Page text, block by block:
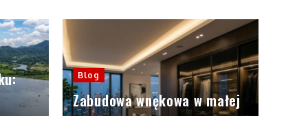
Blog
Zabudowa wnękowa w małej